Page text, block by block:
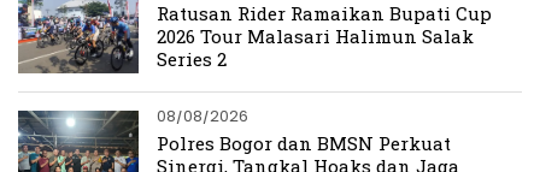
Ratusan Rider Ramaikan Bupati Cup
2026 Tour Malasari Halimun Salak
Series 2
08/08/2026
Polres Bogor dan BMSN Perkuat
Sinergi, Tangkal Hoaks dan Jaga